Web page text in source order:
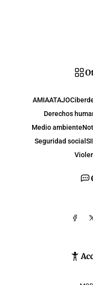
AMIAATAJO
Derechos
Medio ambiente
Seguridad social